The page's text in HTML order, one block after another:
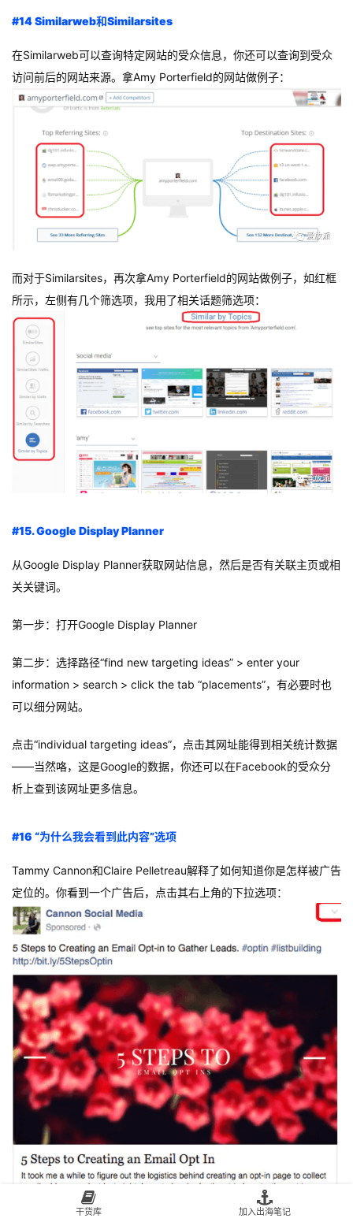
#14 Similarweb和Similarsites
在Similarweb可以查询特定网站的受众信息，你还可以查询到受众
访问前后的网站来源。拿Amy Porterfield的网站做例子：
而对于Similarsites，再次拿Amy Porterfield的网站做例子，如红框
所示，左侧有几个筛选项，我用了相关话题筛选项：
#15. Google Display Planner
从Google Display Planner获取网站信息，然后是否有关联主页或相
关关键词。
第一步：打开Google Display Planner
第二步：选择路径“find new targeting ideas” > enter your
information > search > click the tab “placements”，有必要时也
可以细分网站。
点击“individual targeting ideas”，点击其网址能得到相关统计数据
——当然咯，这是Google的数据，你还可以在Facebook的受众分
析上查到该网址更多信息。
#16 “为什么我会看到此内容”选项
Tammy Cannon和Claire Pelletreau解释了如何知道你是怎样被广告
定位的。你看到一个广告后，点击其右上角的下拉选项：
干货库 加入出海笔记